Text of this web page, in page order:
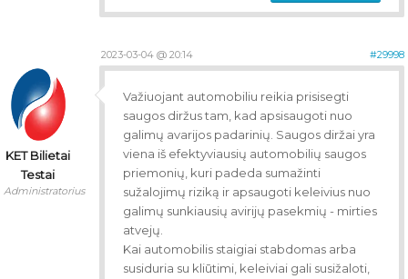
2023-03-04 @ 20:14 #29998
KET Bilietai
Testai
Administratorius
Važiuojant automobiliu reikia prisisegti
saugos diržus tam, kad apsisaugoti nuo
galimų avarijos padarinių. Saugos diržai yra
viena iš efektyviausių automobilių saugos
priemonių, kuri padeda sumažinti
sužalojimų riziką ir apsaugoti keleivius nuo
galimų sunkiausių avirijų pasekmių - mirties
atvejų.
Kai automobilis staigiai stabdomas arba
susiduria su kliūtimi, keleiviai gali susižaloti,